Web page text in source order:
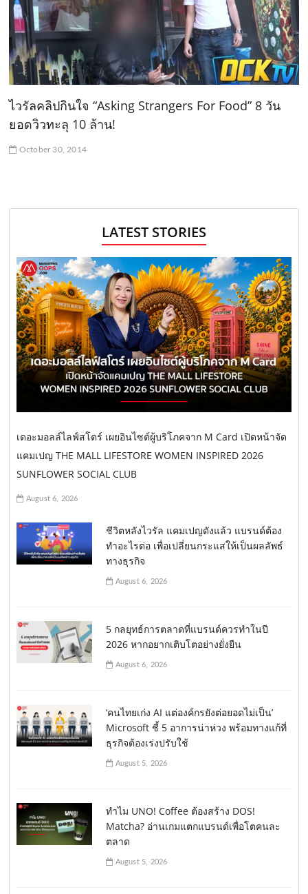
ไวรัลคลิปกินใจ “Asking Strangers For Food” 8 วัน
ยอดวิวทะลุ 10 ล้าน!
October 30, 2014
LATEST STORIES
เดอะมอลล์ไลฟ์สโตร์ เผยอินไซต์ผู้บริโภคจาก M Card เปิดหน้าจัด
แคมเปญ THE MALL LIFESTORE WOMEN INSPIRED 2026
SUNFLOWER SOCIAL CLUB
August 6, 2026
ชีวิตหลังไวรัล แคมเปญดังแล้ว แบรนด์ต้อง
ทำอะไรต่อ เพื่อเปลี่ยนกระแสให้เป็นผลลัพธ์
ทางธุรกิจ
August 6, 2026
5 กลยุทธ์การตลาดที่แบรนด์ควรทำในปี
2026 หากอยากเติบโตอย่างยั่งยืน
August 6, 2026
‘คนไทยเก่ง AI แต่องค์กรยังต่อยอดไม่เป็น’
Microsoft ชี้ 5 อาการน่าห่วง พร้อมทางแก้ที่
ธุรกิจต้องเร่งปรับใช้
August 5, 2026
ทำไม UNO! Coffee ต้องสร้าง DOS!
Matcha? อ่านเกมแตกแบรนด์เพื่อโตคนละ
ตลาด
August 5, 2026